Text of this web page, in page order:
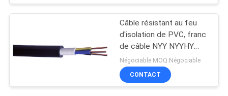
câble empaqueté
par antenne
Câble résistant au feu
d'isolation de PVC, franc
de câble NYY NYYHY
NAYY de PVC
Négociable MOQ:Négociable
CONTACT